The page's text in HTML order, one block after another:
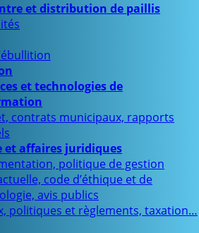
et distribution de paillis
et technologies de
contrats municipaux, rapports
et affaires juridiques
politique de gestion
code d’éthique et de
avis publics
politiques et règlements, taxation…